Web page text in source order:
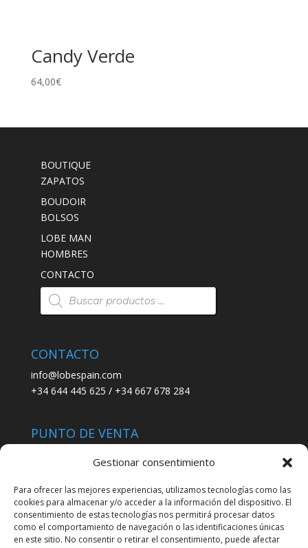
Gestionar consentimiento
Para ofrecer las mejores experiencias, utilizamos tecnologías como las
cookies para almacenar y/o acceder a la información del dispositivo. El
consentimiento de estas tecnologías nos permitirá procesar datos
como el comportamiento de navegación o las identificaciones únicas
en este sitio. No consentir o retirar el consentimiento, puede afectar
Candy Verde
64,00€
BOUTIQUE
ZAPATOS
BOUDOIR
BOLSOS
LOBE MAN
HOMBRES
CONTACTO
Búsqueda
de
productos
CONTACTO
info@lobespain.com
+34 644 445 625 / +34 667 678 284
PUNTO DE VENTA
C/ San José 6, 11004 Cádiz
LEGAL
POLÍTICA DE ENVÍO
TERMINOS Y CONDICIONES